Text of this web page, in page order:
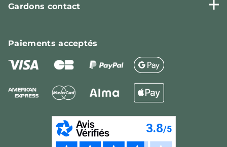
Gardons contact
Paiementsacceptés